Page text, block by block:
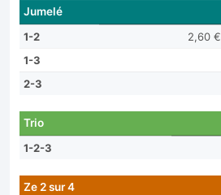
Jumelé
1-2 2,60 €
1-3
2-3
Trio
1-2-3
Ze 2 sur 4